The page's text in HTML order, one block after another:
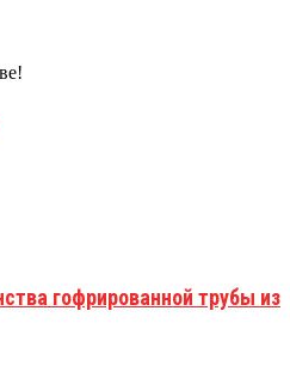
гофрированной трубы из